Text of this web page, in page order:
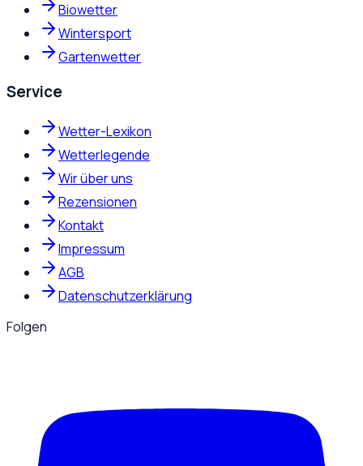
Biowetter
Wintersport
Gartenwetter
Service
Wetter-Lexikon
Wetterlegende
Wir über uns
Rezensionen
Kontakt
Impressum
AGB
Datenschutzerklärung
Folgen